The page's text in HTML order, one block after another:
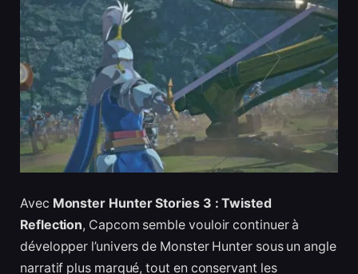
Avec Monster Hunter Stories 3 : Twisted
Reflection, Capcom semble vouloir continuer à
développer l’univers de Monster Hunter sous un angle
narratif plus marqué, tout en conservant les